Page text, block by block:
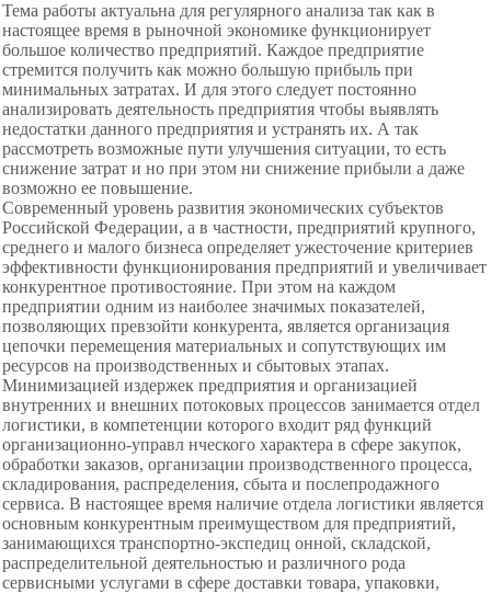
Тема работы актуальна для регулярного анализа так как в
настоящее время в рыночной экономике функционирует
большое количество предприятий. Каждое предприятие
стремится получить как можно большую прибыль при
минимальных затратах. И для этого следует постоянно
анализировать деятельность предприятия чтобы выявлять
недостатки данного предприятия и устранять их. А так
рассмотреть возможные пути улучшения ситуации, то есть
снижение затрат и но при этом ни снижение прибыли а даже
возможно ее повышение.
Современный уровень развития экономических субъектов
Российской Федерации, а в частности, предприятий крупного,
среднего и малого бизнеса определяет ужесточение критериев
эффективности функционирования предприятий и увеличивает
конкурентное противостояние. При этом на каждом
предприятии одним из наиболее значимых показателей,
позволяющих превзойти конкурента, является организация
цепочки перемещения материальных и сопутствующих им
ресурсов на производственных и сбытовых этапах.
Минимизацией издержек предприятия и организацией
внутренних и внешних потоковых процессов занимается отдел
логистики, в компетенции которого входит ряд функций
организационно-управл нческого характера в сфере закупок,
обработки заказов, организации производственного процесса,
складирования, распределения, сбыта и послепродажного
сервиса. В настоящее время наличие отдела логистики является
основным конкурентным преимуществом для предприятий,
занимающихся транспортно-экспедиц онной, складской,
распределительной деятельностью и различного рода
сервисными услугами в сфере доставки товара, упаковки,